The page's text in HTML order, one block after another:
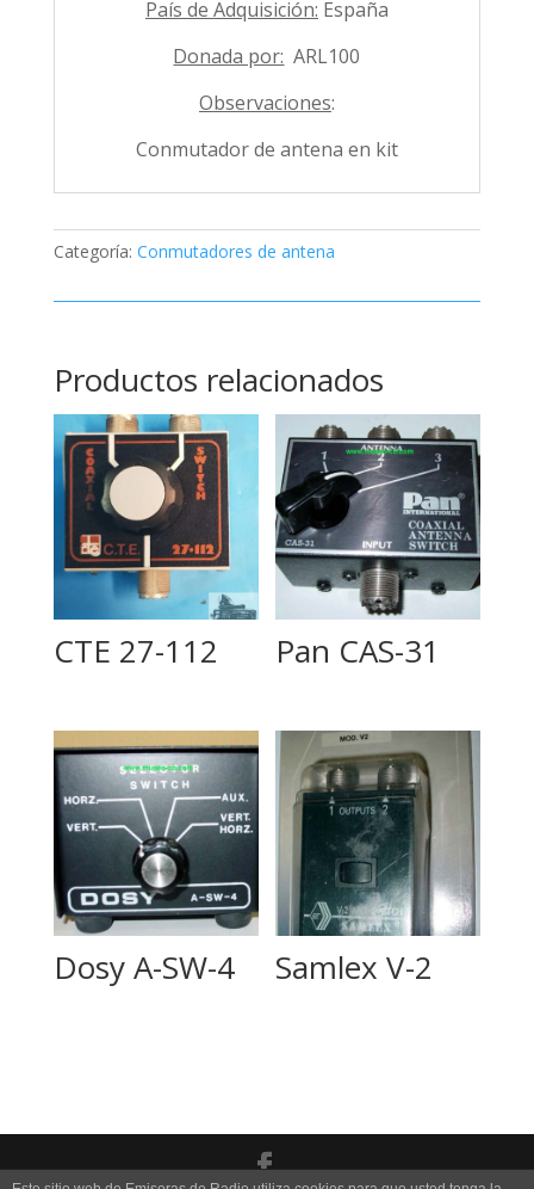
País de Adquisición: España
Donada por: ARL100
Observaciones:
Conmutador de antena en kit
Categoría: Conmutadores de antena
Productos relacionados
CTE 27-112 Pan CAS-31
Dosy A-SW-4 Samlex V-2